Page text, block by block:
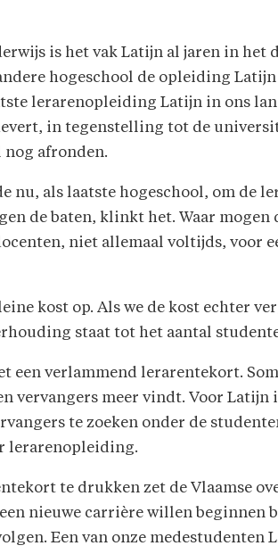
is het vak Latijn al jaren in
hogeschool de opleiding
lerarenopleiding Latijn in ons
in tegenstelling tot de
nog afronden.
nu, als laatste hogeschool, om de
de baten, klinkt het. Waar
niet allemaal voltijds, voor
kost op. Als we de kost echter
staat tot het aantal
een verlammend lerarentekort.
vervangers meer vindt. Voor
te zoeken onder de
lerarenopleiding.
te drukken zet de Vlaamse
nieuwe carrière willen beginnen
Een van onze